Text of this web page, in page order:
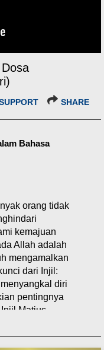
SHARE
Bahasa
orang tidak
kemajuan
Allah adalah
mengamalkan
dari Injil:
diri
pentingnya
Matius,
berkata: